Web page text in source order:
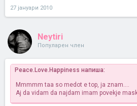
27 јануари 2010
Neytiri
Популарен член
Peace.Love.Happiness напиша:
Mmmmm taa so medot e top, ja znam....
Aj da vidam da najdam imam povekje